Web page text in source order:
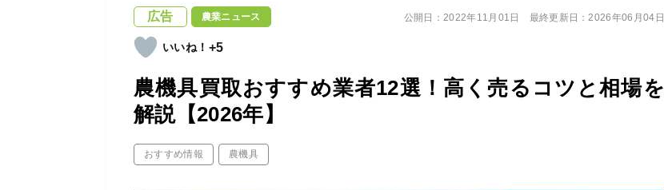
広告 農業ニュース
+5
農機具買取おすすめ業者12選！高く売るコツと相場を
解説【2026年】
おすすめ情報 農機具
公開日：2022年11月01日 最終更新日：2026年06月04日